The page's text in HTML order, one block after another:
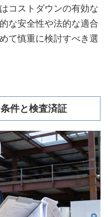
コストダウンの有効な
な安全性や法的な適合
て慎重に検討すべき選
件と検査済証